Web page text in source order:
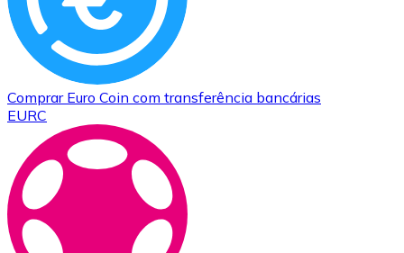
Comprar Euro Coin com transferência bancárias
EURC